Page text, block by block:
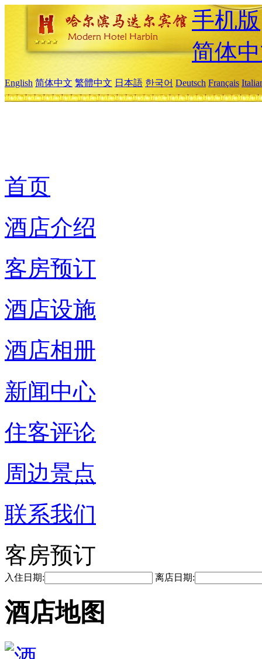
手机版
简体
English 简体中文 繁體中文 日本語 한국어 Deutsch Français
首页
酒店介绍
客房预订
酒店设施
酒店相册
新闻中心
住客评论
周边景点
联系我们
客房预订
入住日期: 离店日期:
酒店地图